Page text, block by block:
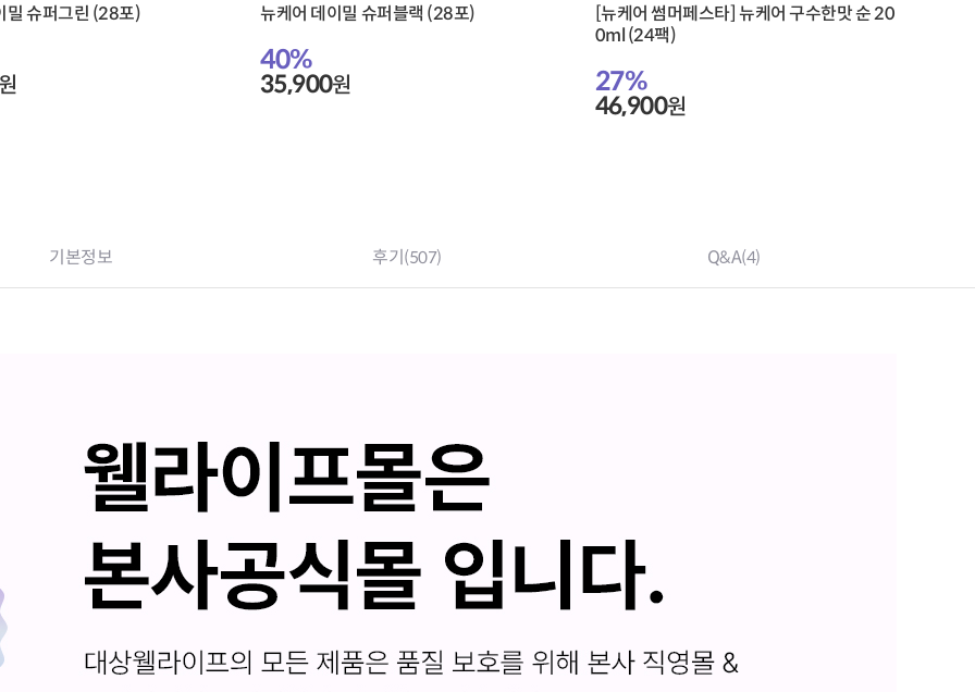
밀 슈퍼그린 (28포) 뉴케어 데이밀 슈퍼블랙 (28포)
40%
35,900원
[뉴케어 썸머페스타] 뉴케어 구수한맛 순 20
0ml (24팩)
27%
46,900원
기본정보 후기(507) Q&A(4)